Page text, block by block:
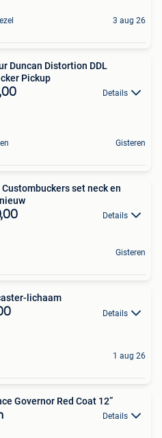
3 aug 26
Duncan Distortion DDL
Pickup
Details
Gisteren
set neck en
Details
Gisteren
lichaam
Details
1 aug 26
Governor Red Coat 12”
Details